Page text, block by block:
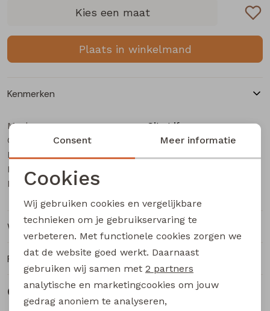
Bermuda's
Kies een maat
Plaats in winkelmand
Kenmerken
Merk
City Life
Categorie
Dames Jurk
Leverancierscode
804685 W10013
Bestelcode
Kleur
Winkelvoorraad
Ruilen en retourneren
Gerelateerde producten
Noodzakelijke cookies
Analytische cookies
Marketing cookies
Consent Meer informatie
Cookies
Wij gebruiken cookies en vergelijkbare
technieken om je gebruikservaring te
verbeteren. Met functionele cookies zorgen we
dat de website goed werkt. Daarnaast
gebruiken wij samen met 2 partners
analytische en marketingcookies om jouw
gedrag anoniem te analyseren,